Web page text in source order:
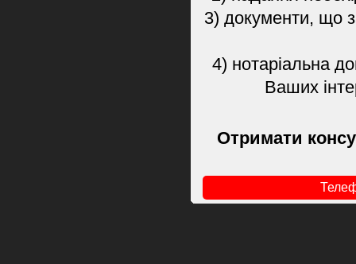
3) документи, що
4) нотаріальна
Ваших
Отримати